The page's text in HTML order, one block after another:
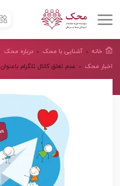
خانه آشنایی با محک درباره محک
اخبار محک
عدم تعلق کانال تلگرام باعنوان CHMahak به محک